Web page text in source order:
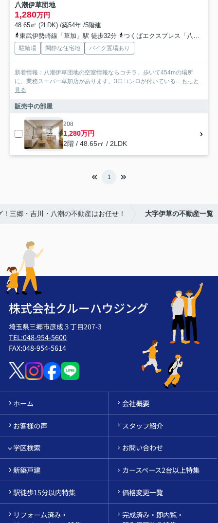
八潮伊草団地
1,280万円
48.65㎡ (2LDK) /築54年 /5階建
東武伊勢崎線「草加」駅 徒歩32分
つくばエクスプレス「八潮」駅 徒歩45分
駐輪場 閑静な住宅地 バイク置場あり
新着情報：八潮伊草団地の空室情報ならコチラ。歩いて454mの場所
に、業務スーパー草加店があります。3口コンロが付いている...
もっと
見る
販売中の部屋
208
1,280万円
2階 / 48.65㎡ / 2LDK
1
三郷・吉川・八潮の不動産はお任せ！ 大字伊草の不動産一覧
株式会社クルーハウジング
埼玉県三郷市彦成３丁目207-3
TEL:048-954-5600
FAX:048-954-5614
ホーム 会社概要
お客様の声 スタッフ紹介
学区検索 お問い合わせ
新築戸建 カースペース2台以上特集
駅徒歩15分以内特集 価格変更一覧
リフォーム済み・
完成済み・即内覧・